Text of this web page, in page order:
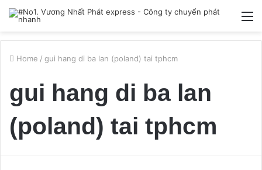
Home / gui hang di ba lan (poland) tai tphcm
gui hang di ba lan
(poland) tai tphcm